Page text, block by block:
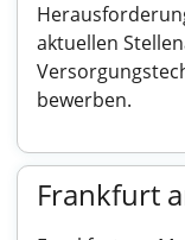
aktuellen
bewerben.
Frankfurt